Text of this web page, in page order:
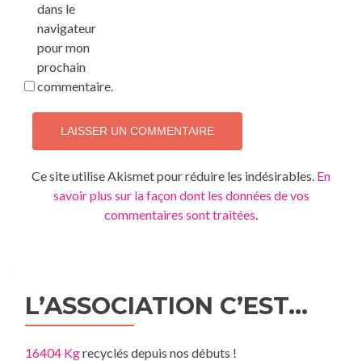
dans le
navigateur
pour mon
prochain
commentaire.
Ce site utilise Akismet pour réduire les indésirables. En
savoir plus sur la façon dont les données de vos
commentaires sont traitées.
L’ASSOCIATION C’EST…
16404 Kgrecyclés depuis nos débuts !